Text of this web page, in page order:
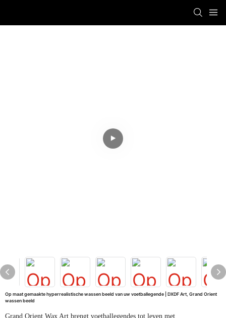
Op maat gemaakte hyperrealistische wassen beeld van uw voetballegende | DXDF Art, Grand Orient
wassen beeld
Grand Orient Wax Art brengt voetballegendes tot leven met